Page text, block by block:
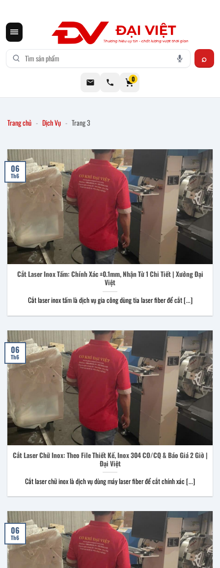
0
Trang chủ - Dịch Vụ - Trang 3
Cắt Laser Inox Tấm: Chính Xác ±0.1mm, Nhận Từ 1 Chi Tiết | Xưởng Đại
Việt
Cắt laser inox tấm là dịch vụ gia công dùng tia laser fiber để cắt [...]
06
Th6
Cắt Laser Chữ Inox: Theo File Thiết Kế, Inox 304 CO/CQ & Báo Giá 2 Giờ |
Đại Việt
Cắt laser chữ inox là dịch vụ dùng máy laser fiber để cắt chính xác [...]
06
Th6
06
Th6